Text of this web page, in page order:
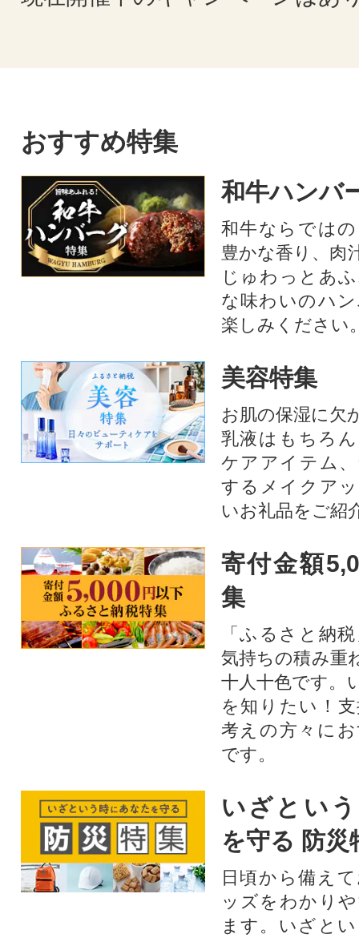
おすすめ特集
和牛ハンバ
和牛ならでは
豊かな香り、肉
じゅわっとあ
な味わいのハ
楽しみください
美容特集
お肌の保湿に欠
乳液はもちろ
ケアアイテム
するメイクア
いお礼品をご紹
寄付金額
集
「ふるさと納
気持ちの積み重
十人十色です。
を知りたい！
考えの方々に
です。
いざとい
を守る 防災
日頃から備え
ッズをわかり
ます。いざと